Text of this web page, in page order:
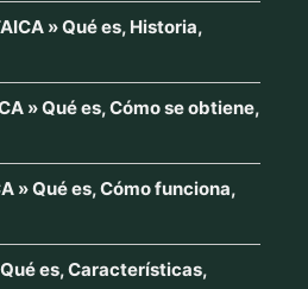
» Qué es, Historia,
» Qué es, Cómo se obtiene,
» Qué es, Cómo funciona,
Qué es, Características,